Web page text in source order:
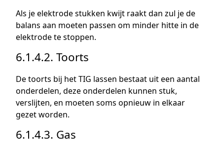
Als je elektrode stukken kwijt raakt dan zul je de
balans aan moeten passen om minder hitte in de
elektrode te stoppen.
6.1.4.2. Toorts
De toorts bij het TIG lassen bestaat uit een aantal
onderdelen, deze onderdelen kunnen stuk,
verslijten, en moeten soms opnieuw in elkaar
gezet worden.
6.1.4.3. Gas